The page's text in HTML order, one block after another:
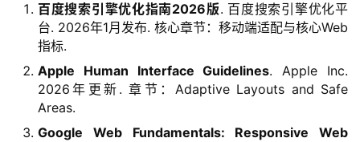
百度搜索引擎优化指南2026版. 百度搜索引擎优化平
台. 2026年1月发布. 核心章节：移动端适配与核心Web
指标.
Apple Human Interface Guidelines. Apple Inc.
2026年更新. 章节：Adaptive Layouts and Safe
Areas.
Google Web Fundamentals: Responsive Web